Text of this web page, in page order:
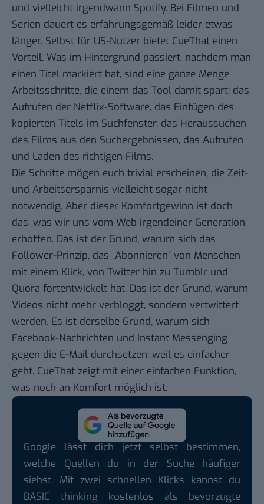
und vielleicht irgendwann Spotify. Bei Filmen und
Serien dauert es erfahrungsgemäß leider etwas
länger. Selbst für US-Nutzer bietet CueThat einen
Vorteil. Was im Hintergrund passiert, nachdem man
einen Titel markiert hat, sind eine ganze Menge
Arbeitsschritte, die einem das Tool damit spart: das
Aufrufen der Netflix-Software, das Einfügen des
kopierten Titels im Suchfenster, das Heraussuchen
des Films aus den Suchergebnissen, das Aufrufen
und Laden des richtigen Films.
Die Schritte mögen euch trivial erscheinen, die Zeit-
und Arbeitsersparnis vielleicht sogar nicht
notwendig. Aber dieser Komfortgewinn ist doch
das, was wir uns vom Web irgendeiner Generation
erhoffen. Das ist der Grund, warum sich das
Follower-Prinzip, das „Abonnieren“ von Menschen
mit einem Klick, von Twitter hin zu Tumblr und
Quora fortentwickelt hat. Das ist der Grund, warum
Videos nicht mehr verbloggt, sondern vertwittert
werden. Es ist derselbe Grund, warum sich
Facebook-Nachrichten und Instant Messenging
gegen die E-Mail durchsetzen: weil es einfacher
geht. CueThat zeigt mit einer einfachen Funktion,
was noch an Komfort möglich ist.
Google lässt dich jetzt selbst bestimmen,
welche Quellen du in der Suche häufiger
siehst. Mit zwei schnellen Klicks kannst du
BASIC thinking kostenlos als bevorzugte